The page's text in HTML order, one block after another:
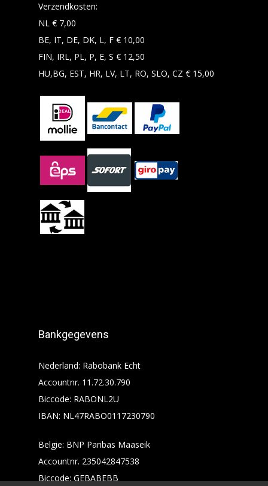
Verzendkosten:
NL € 7,00
BE, IT, DE, DK, L, F € 10,00
FIN, IRL, PL, P, E, S € 12,50
HU,BG, EST, HR, LV, LT, RO, SLO, CZ € 15,00
Bankgegevens
Nederland: Rabobank Echt
Accountnr. 11.72.30.790
Biccode: RABONL2U
IBAN: NL47RABO0117230790
Belgie: BNP Paribas Maaseik
Accountnr. 235042847538
Biccode: GEBABEBB